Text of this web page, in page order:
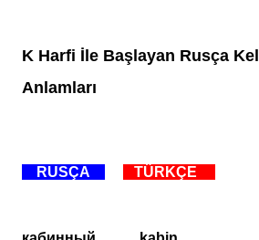
K Harfi İle Başlayan Rusça
Anlamları
RUSÇA TÜRKÇE